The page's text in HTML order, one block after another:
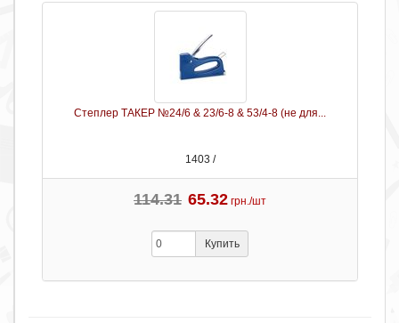
Степлер ТАКЕР №24/6 & 23/6-8 & 53/4-8 (не для...
1403 /
114.31 65.32 грн./шт
Купить